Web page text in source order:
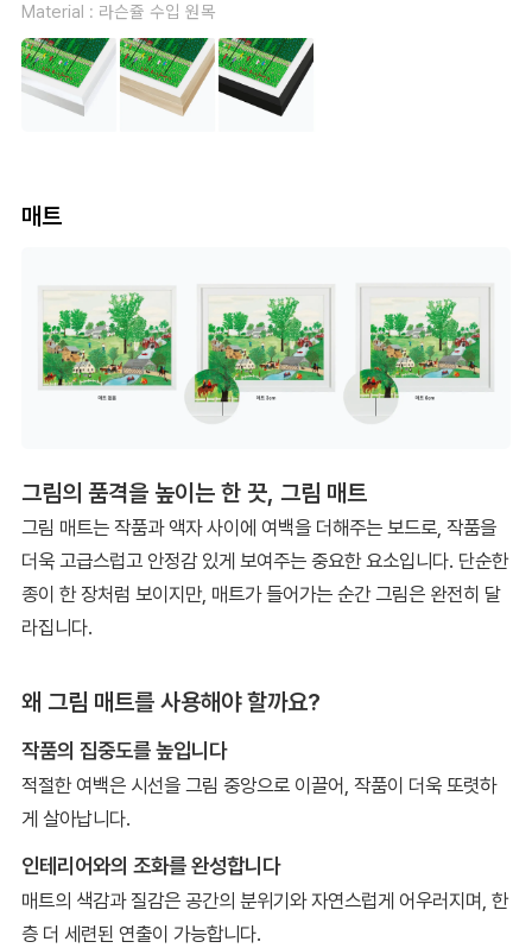
Material : 라슨쥴 수입 원목
매트
그림의 품격을 높이는 한 끗, 그림 매트
그림 매트는 작품과 액자 사이에 여백을 더해주는 보드로, 작품을
더욱 고급스럽고 안정감 있게 보여주는 중요한 요소입니다. 단순한
종이 한 장처럼 보이지만, 매트가 들어가는 순간 그림은 완전히 달
라집니다.
왜 그림 매트를 사용해야 할까요?
작품의 집중도를 높입니다
적절한 여백은 시선을 그림 중앙으로 이끌어, 작품이 더욱 또렷하
게 살아납니다.
인테리어와의 조화를 완성합니다
매트의 색감과 질감은 공간의 분위기와 자연스럽게 어우러지며, 한
층 더 세련된 연출이 가능합니다.